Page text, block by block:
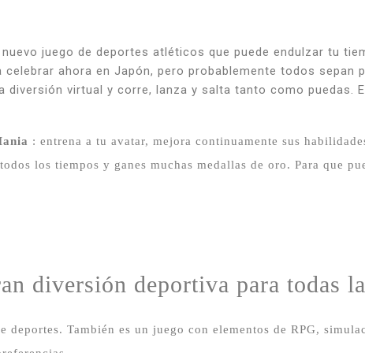
juego de deportes atléticos que puede endulzar tu
ahora en Japón, pero probablemente todos sepan
diversión virtual y corre, lanza y salta tanto como puedas.
: entrena a tu avatar, mejora continuamente sus
los tiempos y ganes muchas medallas de oro. Para que
diversión deportiva para todas
deportes. También es un juego con elementos de RPG,